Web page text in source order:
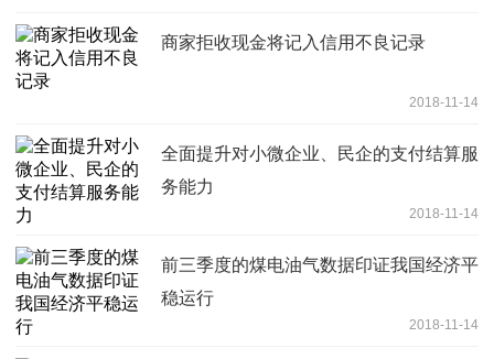
商家拒收现金将记入信用不良记录
2018-11-14
全面提升对小微企业、民企的支付结算服
务能力
2018-11-14
前三季度的煤电油气数据印证我国经济平
稳运行
2018-11-14